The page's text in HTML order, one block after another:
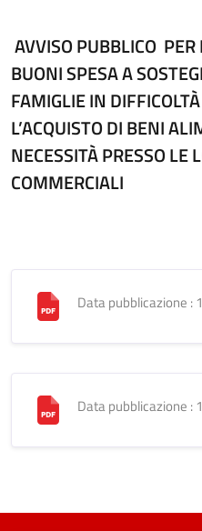
AVVISO PUBBLICO PER
BUONI SPESA A
FAMIGLIE IN
L’ACQUISTO DI BENI
NECESSITÀ PRESSO LE
COMMERCIALI
Data pubblicazione :
Data pubblicazione :